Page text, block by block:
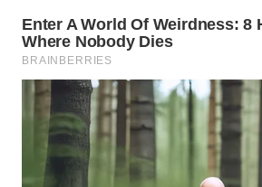
LAPAK
WAHANA
Wahana
Network
KONSUMEN
LISTRIK